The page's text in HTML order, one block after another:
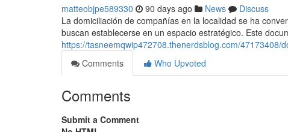
matteobjpe589330 90 days ago News
Discuss
La domiciliación de compañías en la localidad se ha
buscan establecerse en un espacio estratégico. Este
https://tasneemqwip472708.thenerdsblog.com/
Comments
Who Upvoted
Comments
Submit a Comment